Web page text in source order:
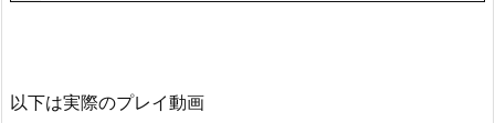
以下は実際のプレイ動画